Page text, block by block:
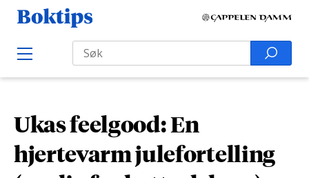
B
o
k
t
p
s
O
p
e
e
n
e
c
h
f
Search
Ukas feelgood: En
hjertevarm julefortelling